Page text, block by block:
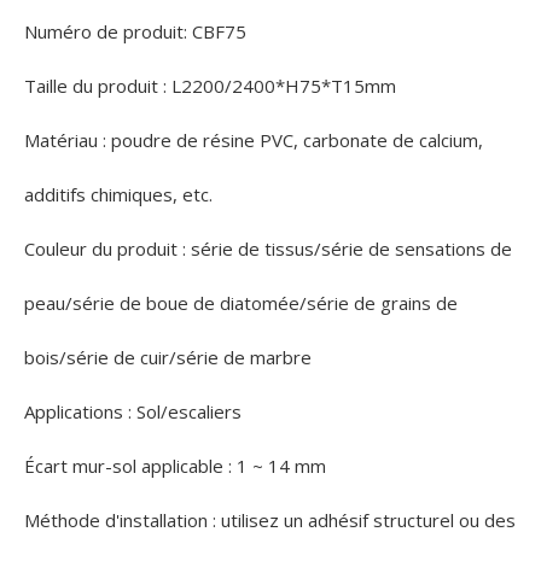
Numéro de produit: CBF75
Taille du produit : L2200/2400*H75*T15mm
Matériau : poudre de résine PVC, carbonate de calcium,
additifs chimiques, etc.
Couleur du produit : série de tissus/série de sensations de
peau/série de boue de diatomée/série de grains de
bois/série de cuir/série de marbre
Applications : Sol/escaliers
Écart mur-sol applicable : 1 ~ 14 mm
Méthode d'installation : utilisez un adhésif structurel ou des